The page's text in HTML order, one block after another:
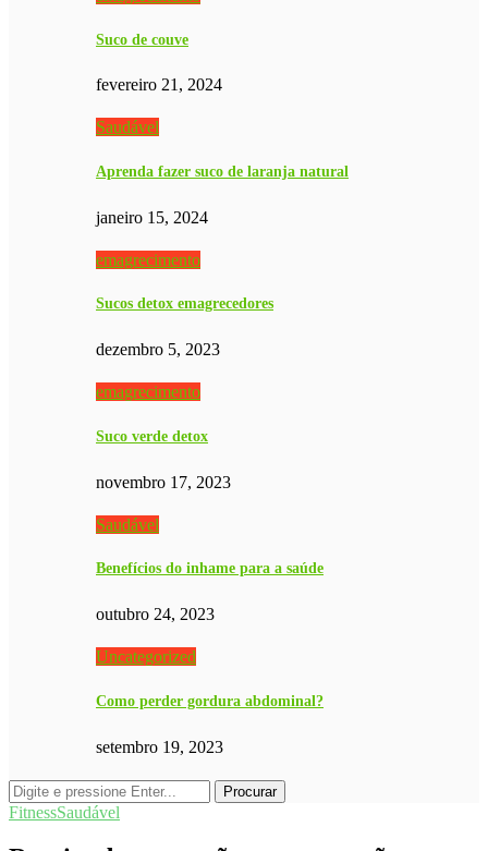
Suco de couve
fevereiro 21, 2024
Saudável
Aprenda fazer suco de laranja natural
janeiro 15, 2024
emagrecimento
Sucos detox emagrecedores
dezembro 5, 2023
emagrecimento
Suco verde detox
novembro 17, 2023
Saudável
Benefícios do inhame para a saúde
outubro 24, 2023
Uncategorized
Como perder gordura abdominal?
setembro 19, 2023
FitnessSaudável